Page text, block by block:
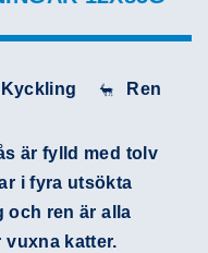
Kyckling
Ren
är fylld med tolv
i fyra utsökta
och ren är alla
vuxna katter.